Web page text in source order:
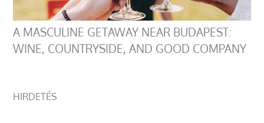
A MASCULINE GETAWAY NEAR BUDAPEST:
WINE, COUNTRYSIDE, AND GOOD COMPANY
HIRDETÉS